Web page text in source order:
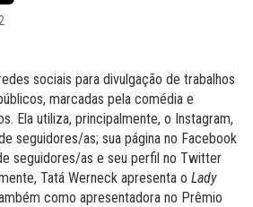
sociais para divulgação de trabalhos
marcadas pela comédia e
Ela utiliza, principalmente, o Instagram,
seguidores/as; sua página no Facebook
seguidores/as e seu perfil no Twitter
Tatá Werneck apresenta o Lady
como apresentadora no Prêmio